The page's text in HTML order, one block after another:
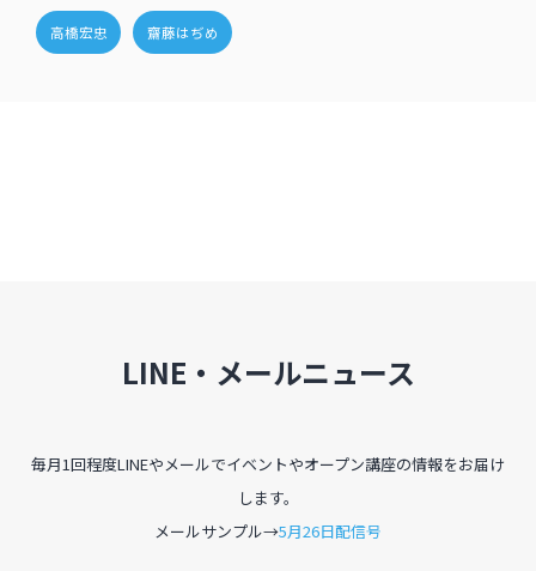
高橋宏忠 齋藤はぢめ
LINE・メールニュース
毎月1回程度LINEやメールでイベントやオープン講座の情報をお届け
します。
メールサンプル→5月26日配信号